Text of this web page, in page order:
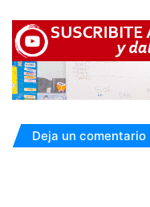
Deja un comentario